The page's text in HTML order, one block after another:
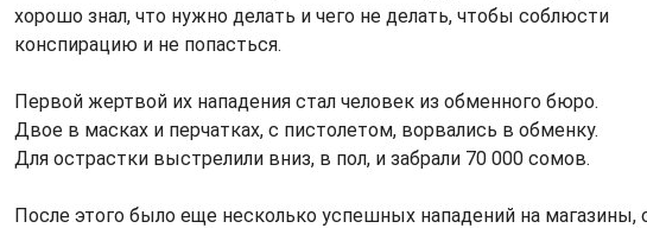
хорошо знал, что нужно делать и чего не делать, чтобы соблюсти
конспирацию и не попасться.
Первой жертвой их нападения стал человек из обменного бюро.
Двое в масках и перчатках, с пистолетом, ворвались в обменку.
Для острастки выстрелили вниз, в пол, и забрали 70 000 сомов.
После этого было еще несколько успешных нападений на магазины,